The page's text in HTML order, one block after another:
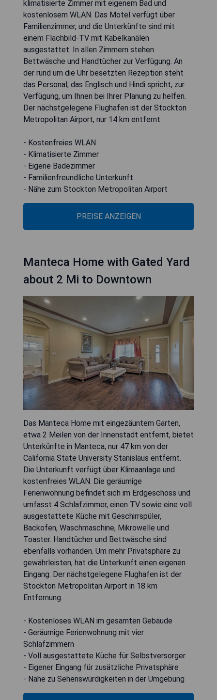
klimatisierte Zimmer mit eigenem Bad und
kostenlosem WLAN. Das Motel verfügt über
Familienzimmer, und die Unterkünfte sind mit
einem Flachbild-TV mit Kabelkanälen
ausgestattet. In allen Zimmern stehen
Bettwäsche und Handtücher zur Verfügung. An
der rund um die Uhr besetzten Rezeption steht
das Personal, das Englisch und Hindi spricht, zur
Verfügung, um Ihnen bei Ihrer Planung zu helfen.
Der nächstgelegene Flughafen ist der Stockton
Metropolitan Airport, nur 14 km entfernt.
- Kostenfreies WLAN
- Klimatisierte Zimmer
- Eigene Badezimmer
- Familienfreundliche Unterkunft
- Nähe zum Stockton Metropolitan Airport
PREISE ANZEIGEN
Manteca Home with Gated Yard
about 2 Mi to Downtown
Das Manteca Home mit eingezäuntem Garten,
etwa 2 Meilen von der Innenstadt entfernt, bietet
Unterkünfte in Manteca, nur 47 km von der
California State University Stanislaus entfernt.
Die Unterkunft verfügt über Klimaanlage und
kostenfreies WLAN. Die geräumige
Ferienwohnung befindet sich im Erdgeschoss und
umfasst 4 Schlafzimmer, einen TV sowie eine voll
ausgestattete Küche mit Geschirrspüler,
Backofen, Waschmaschine, Mikrowelle und
Toaster. Handtücher und Bettwäsche sind
ebenfalls vorhanden. Um mehr Privatsphäre zu
gewährleisten, hat die Unterkunft einen eigenen
Eingang. Der nächstgelegene Flughafen ist der
Stockton Metropolitan Airport in 18 km
Entfernung.
- Kostenloses WLAN im gesamten Gebäude
- Geräumige Ferienwohnung mit vier
Schlafzimmern
- Voll ausgestattete Küche für Selbstversorger
- Eigener Eingang für zusätzliche Privatsphäre
- Nahe zu Sehenswürdigkeiten in der Umgebung